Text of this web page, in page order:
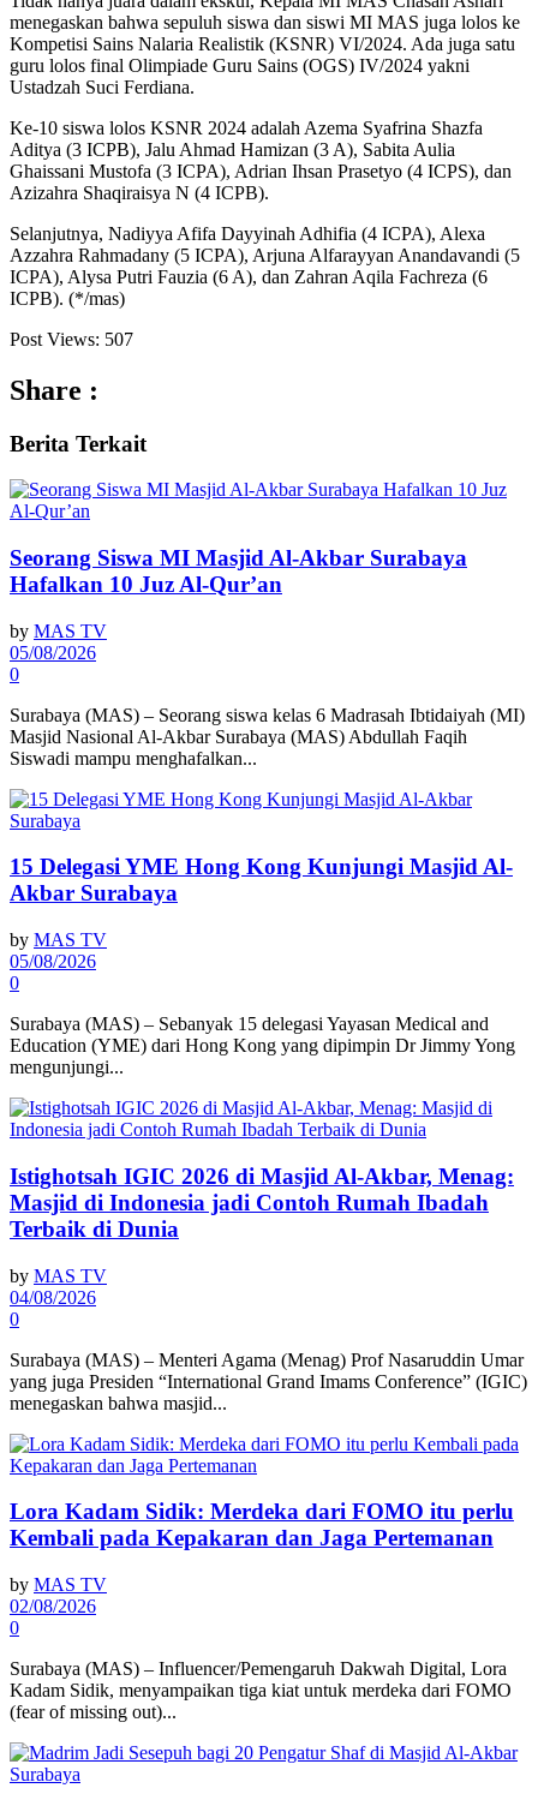
menegaskan bahwa sepuluh siswa dan siswi MI MAS juga lolos ke
Kompetisi Sains Nalaria Realistik (KSNR) VI/2024. Ada juga satu
guru lolos final Olimpiade Guru Sains (OGS) IV/2024 yakni
Ustadzah Suci Ferdiana.
Ke-10 siswa lolos KSNR 2024 adalah Azema Syafrina Shazfa
Aditya (3 ICPB), Jalu Ahmad Hamizan (3 A), Sabita Aulia
Ghaissani Mustofa (3 ICPA), Adrian Ihsan Prasetyo (4 ICPS), dan
Azizahra Shaqiraisya N (4 ICPB).
Selanjutnya, Nadiyya Afifa Dayyinah Adhifia (4 ICPA), Alexa
Azzahra Rahmadany (5 ICPA), Arjuna Alfarayyan Anandavandi (5
ICPA), Alysa Putri Fauzia (6 A), dan Zahran Aqila Fachreza (6
ICPB). (*/mas)
Post Views: 507
Share :
Berita Terkait
Seorang Siswa MI Masjid Al-Akbar Surabaya
Hafalkan 10 Juz Al-Qur’an
by MAS TV
05/08/2026
0
Surabaya (MAS) – Seorang siswa kelas 6 Madrasah Ibtidaiyah (MI)
Masjid Nasional Al-Akbar Surabaya (MAS) Abdullah Faqih
Siswadi mampu menghafalkan...
15 Delegasi YME Hong Kong Kunjungi Masjid Al-
Akbar Surabaya
by MAS TV
05/08/2026
0
Surabaya (MAS) – Sebanyak 15 delegasi Yayasan Medical and
Education (YME) dari Hong Kong yang dipimpin Dr Jimmy Yong
mengunjungi...
Istighotsah IGIC 2026 di Masjid Al-Akbar, Menag:
Masjid di Indonesia jadi Contoh Rumah Ibadah
Terbaik di Dunia
by MAS TV
04/08/2026
0
Surabaya (MAS) – Menteri Agama (Menag) Prof Nasaruddin Umar
yang juga Presiden “International Grand Imams Conference” (IGIC)
menegaskan bahwa masjid...
Lora Kadam Sidik: Merdeka dari FOMO itu perlu
Kembali pada Kepakaran dan Jaga Pertemanan
by MAS TV
02/08/2026
0
Surabaya (MAS) – Influencer/Pemengaruh Dakwah Digital, Lora
Kadam Sidik, menyampaikan tiga kiat untuk merdeka dari FOMO
(fear of missing out)...